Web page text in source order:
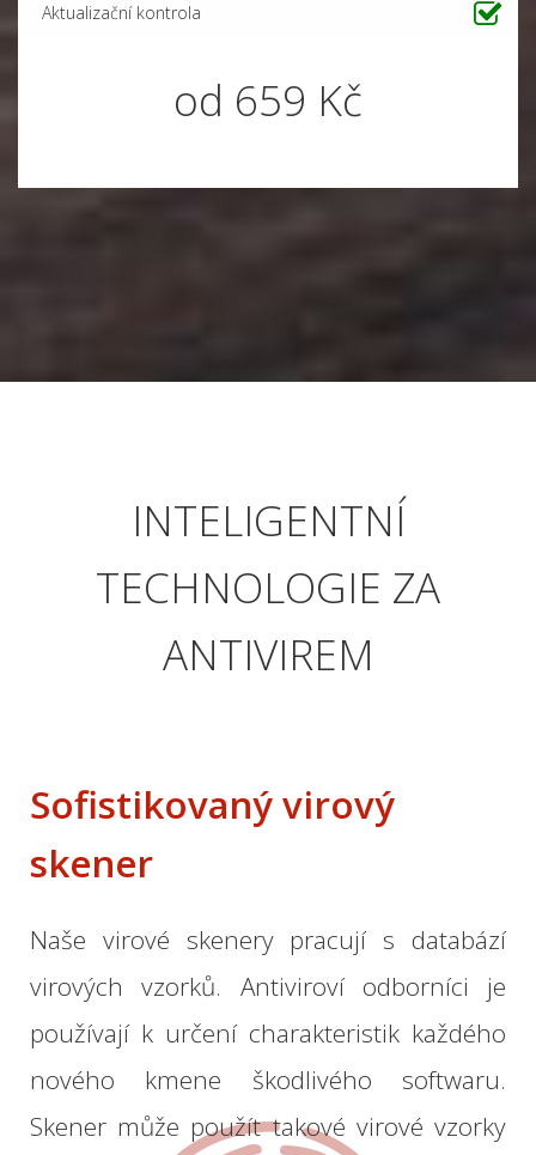
Aktualizační kontrola
od 659 Kč
INTELIGENTNÍ
TECHNOLOGIE ZA
ANTIVIREM
Sofistikovaný virový
skener
Naše virové skenery pracují s databází
virových
vzorků. Antiviroví odborníci
je
používají k určení charakteristik každého
nového
kmene škodlivého
softwaru.
Skener může použít takové virové vzorky